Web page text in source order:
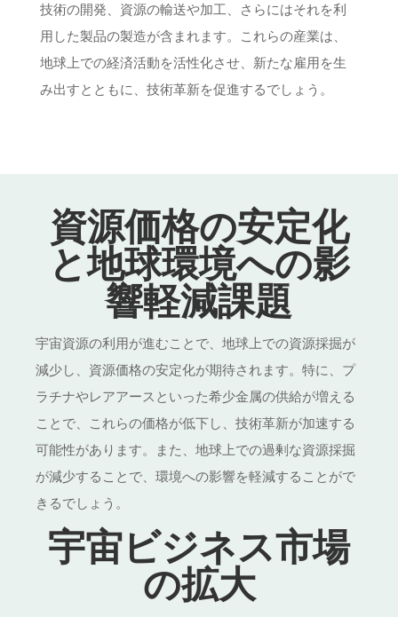
技術の開発、資源の輸送や加工、さらにはそれを利
用した製品の製造が含まれます。これらの産業は、
地球上での経済活動を活性化させ、新たな雇用を生
み出すとともに、技術革新を促進するでしょう。
資源価格の安定化
と地球環境への影
響軽減課題
宇宙資源の利用が進むことで、地球上での資源採掘が
減少し、資源価格の安定化が期待されます。特に、プ
ラチナやレアアースといった希少金属の供給が増える
ことで、これらの価格が低下し、技術革新が加速する
可能性があります。また、地球上での過剰な資源採掘
が減少することで、環境への影響を軽減することがで
きるでしょう。
宇宙ビジネス市場
の拡大